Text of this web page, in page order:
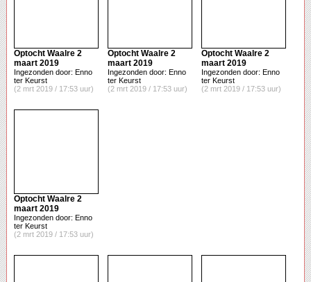
Optocht Waalre 2
maart 2019
Ingezonden door: Enno
ter Keurst
(2 mrt 2019 / 17:53 uur)
Optocht Waalre 2
maart 2019
Ingezonden door: Enno
ter Keurst
(2 mrt 2019 / 17:53 uur)
Optocht Waalre 2
maart 2019
Ingezonden door: Enno
ter Keurst
(2 mrt 2019 / 17:53 uur)
Optocht Waalre 2
maart 2019
Ingezonden door: Enno
ter Keurst
(2 mrt 2019 / 17:53 uur)